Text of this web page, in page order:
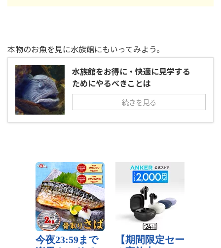
本物のお魚を見に水族館にもいってみよう。
水族館をお得に・快適に見学する
ためにやるべきことは
続きを見る